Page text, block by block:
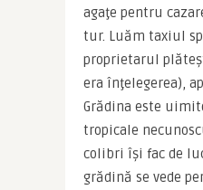
agaţe pentru
tur. Luăm taxiul
proprietarul
era înţelegerea),
Grădina este
tropicale
colibri îşi fac de
grădină se vede